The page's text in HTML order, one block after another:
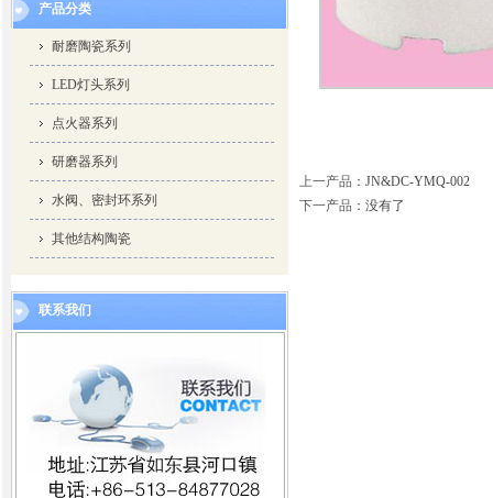
产品分类
耐磨陶瓷系列
LED灯头系列
点火器系列
研磨器系列
水阀、密封环系列
其他结构陶瓷
联系我们
上一产品 ： JN&DC-YMQ-002
下一产品 ：没有了